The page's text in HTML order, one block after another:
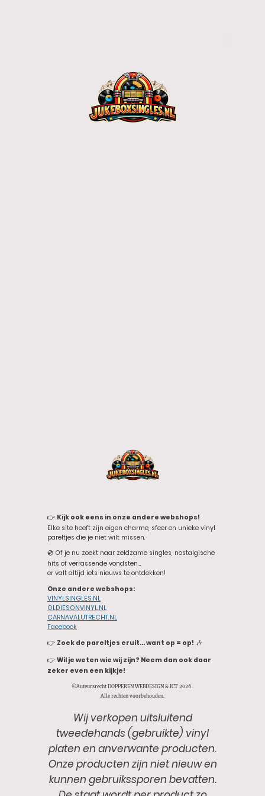
👉 Kijk ook eens in onze andere webshops!
Elke site heeft zijn eigen charme, sfeer en unieke vinyl
pareltjes die je niet wilt missen.
💿 Of je nu zoekt naar zeldzame singles, nostalgische
hits of verrassende vondsten…
er valt altijd iets nieuws te ontdekken!
Onze andere webshops:
VINYLSINGLES.NL
OLDIESONVINYL.NL
CARNAVALUTRECHT.NL
Facebook
👉 Zoek de pareltjes eruit… want op = op! 🎶
👉 Wil je weten wie wij zijn? Neem dan ook daar
zeker even een kijkje!
©Auteursrecht DOPPEREN WEBDESIGN & ICT 2026 .
Alle rechten voorbehouden.
Wij verkopen uitsluitend
tweedehands (gebruikte) vinyl
platen en anverwante producten.
Onze producten zijn niet nieuw en
kunnen gebruikssporen bevatten.